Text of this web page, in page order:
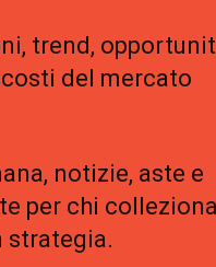
trend,
del mercato
notizie, aste e
per chi
strategia.